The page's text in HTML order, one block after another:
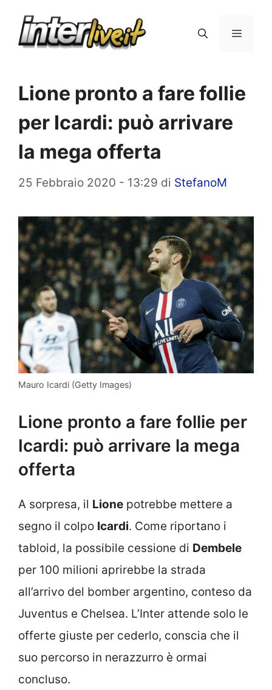
Menu
Lione pronto a fare follie
per Icardi: può arrivare
la mega offerta
25 Febbraio 2020 - 13:29 di StefanoM
Mauro Icardi (Getty Images)
Lione pronto a fare follie per
Icardi: può arrivare la mega
offerta
A sorpresa, il Lione potrebbe mettere a
segno il colpo Icardi. Come riportano i
tabloid, la possibile cessione di Dembele
per 100 milioni aprirebbe la strada
all’arrivo del bomber argentino, conteso da
Juventus e Chelsea. L’Inter attende solo le
offerte giuste per cederlo, conscia che il
suo percorso in nerazzurro è ormai
concluso.